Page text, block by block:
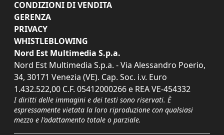
CONDIZIONI DI VENDITA
GERENZA
PRIVACY
WHISTLEBLOWING
Nord Est Multimedia S.p.a.
Nord Est Multimedia S.p.a. - Via Alessandro Poerio,
34, 30171 Venezia (VE). Cap. Soc. i.v. Euro
1.432.522,00 C.F. 05412000266 e REA VE-454332
I diritti delle immagini e dei testi sono riservati. È
espressamente vietata la loro riproduzione con qualsiasi
mezzo e l'adattamento totale o parziale.